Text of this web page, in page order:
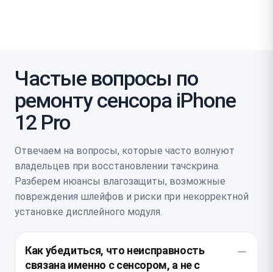
Частые вопросы по
ремонту сенсора iPhone
12 Pro
Отвечаем на вопросы, которые часто волнуют
владельцев при восстановлении тачскрина.
Разберем нюансы влагозащиты, возможные
повреждения шлейфов и риски при некорректной
установке дисплейного модуля.
Как убедиться, что неисправность
связана именно с сенсором, а не с